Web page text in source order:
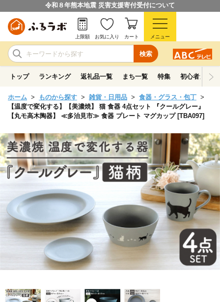
令和８年熊本地震 災害支援寄付受付について
検索
上限額 お気に入り カート メニュー
トップ ランキング 返礼品一覧 まち一覧 特集 初心者ガイド
ホーム ものから探す 雑貨・日用品
食器・グラス・包丁
【温度で変化する】【美濃焼】 猫 食器 4点セット 『クールグレー』
【丸モ高木陶器】 ≪多治見市≫ 食器 プレート マグカップ [TBA097]